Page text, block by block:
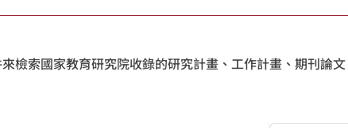
檢索國家教育研究院收錄的研究計畫、工作計畫、期刊論